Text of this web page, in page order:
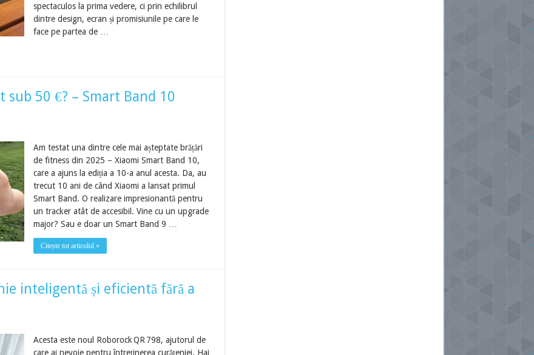
spectaculos la prima vedere, ci prin echilibrul
dintre design, ecran și promisiunile pe care le
face pe partea de …
sub 50 €? – Smart Band 10
Am testat una dintre cele mai așteptate brățări
de fitness din 2025 – Xiaomi Smart Band 10,
care a ajuns la ediția a 10-a anul acesta. Da, au
trecut 10 ani de când Xiaomi a lansat primul
Smart Band. O realizare impresionantă pentru
un tracker atât de accesibil. Vine cu un upgrade
major? Sau e doar un Smart Band 9 …
Citește tot articolul »
inteligentă și eficientă fără a
Acesta este noul Roborock QR 798, ajutorul de
care ai nevoie pentru întreținerea curățeniei. Hai